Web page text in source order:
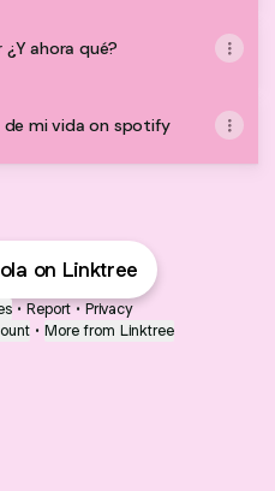
ahora qué?
de mi vida on spotify
on Linktree
• Report • Privacy
• More from Linktree